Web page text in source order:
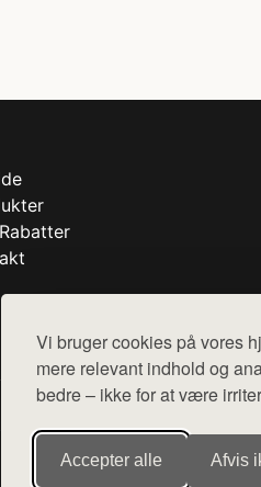
Vi bruger cookies på vores
mere relevant indhold og
bedre – ikke for at være
Accepter alle Afvis
diverse webshops. Der